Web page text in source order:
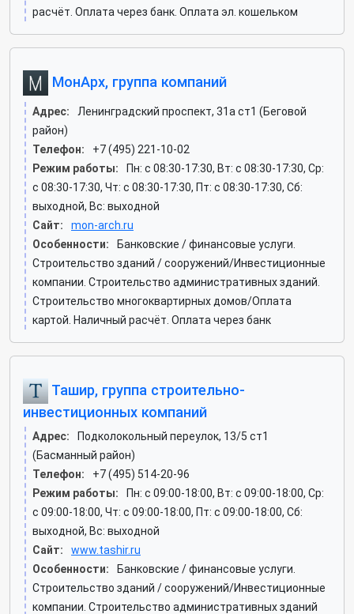
расчёт. Оплата через банк. Оплата эл. кошельком
МонАрх, группа компаний
Адрес:
Ленинградский проспект, 31а ст1 (Беговой
район)
Телефон:
+7 (495) 221-10-02
Режим работы:
Пн: c 08:30-17:30, Вт: c 08:30-17:30, Ср:
c 08:30-17:30, Чт: c 08:30-17:30, Пт: c 08:30-17:30, Сб:
выходной, Вс: выходной
Сайт:
mon-arch.ru
Особенности:
Банковские / финансовые услуги.
Строительство зданий / сооружений/Инвестиционные
компании. Строительство административных зданий.
Строительство многоквартирных домов/Оплата
картой. Наличный расчёт. Оплата через банк
Ташир, группа строительно-
инвестиционных компаний
Адрес:
Подколокольный переулок, 13/5 ст1
(Басманный район)
Телефон:
+7 (495) 514-20-96
Режим работы:
Пн: c 09:00-18:00, Вт: c 09:00-18:00, Ср:
c 09:00-18:00, Чт: c 09:00-18:00, Пт: c 09:00-18:00, Сб:
выходной, Вс: выходной
Сайт:
www.tashir.ru
Особенности:
Банковские / финансовые услуги.
Строительство зданий / сооружений/Инвестиционные
компании. Строительство административных зданий